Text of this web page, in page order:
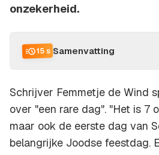
onzekerheid.
15 s Samenvatting
Schrijver Femmetje de Wind
over "een rare dag". "Het is 7
maar ook de eerste dag van
belangrijke Joodse feestdag.